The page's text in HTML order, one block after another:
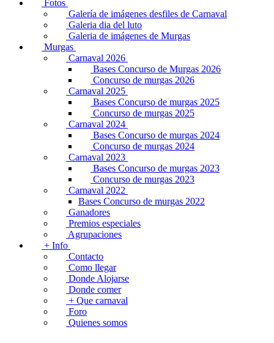
Fotos
Galería de imágenes desfiles de Carnaval
Galeria dia del luto
Galeria de imágenes de Murgas
Murgas
Carnaval 2026
Bases Concurso de Murgas 2026
Concurso de murgas 2026
Carnaval 2025
Bases Concurso de murgas 2025
Concurso de murgas 2025
Carnaval 2024
Bases Concurso de murgas 2024
Concurso de murgas 2024
Carnaval 2023
Bases Concurso de murgas 2023
Concurso de murgas 2023
Carnaval 2022
Bases Concurso de murgas 2022
Ganadores
Premios especiales
Agrupaciones
+ Info
Contacto
Como llegar
Donde Alojarse
Donde comer
+ Que carnaval
Foro
Quienes somos